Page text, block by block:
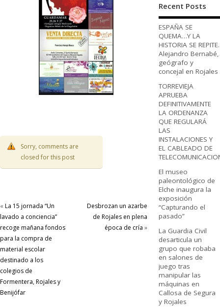
Sorry, comments are
closed for this post
« La 15 jornada “Un
lavado a conciencia”
recoge mañana fondos
para la compra de
material escolar
destinado a los
colegios de
Formentera, Rojales y
Benijófar
Desbrozan un azarbe
de Rojales en plena
época de cría »
Recent Posts
ESPAÑA SE
QUEMA…Y LA
HISTORIA SE REPITE.
Alejandro Bernabé,
geógrafo y
concejal en Rojales
TORREVIEJA
APRUEBA
DEFINITIVAMENTE
LA ORDENANZA
QUE REGULARÁ
LAS
INSTALACIONES Y
EL CABLEADO DE
El museo
paleontológico de
Elche inaugura la
exposición
“Capturando el
pasado”
La Guardia Civil
desarticula un
grupo que robaba
en salones de
juego tras
manipular las
máquinas en
Callosa de Segura
y Rojales